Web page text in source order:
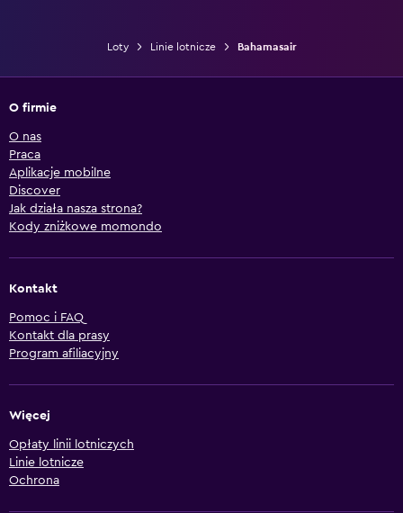
Loty Linie lotnicze Bahamasair
O firmie
O nas
Praca
Aplikacje mobilne
Discover
Jak działa nasza strona?
Kody zniżkowe momondo
Kontakt
Pomoc i FAQ
Kontakt dla prasy
Program afiliacyjny
Więcej
Opłaty linii lotniczych
Linie lotnicze
Ochrona